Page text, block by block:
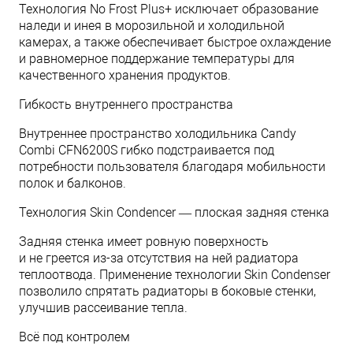
Технология No Frost Plus+ исключает образование
наледи и инея в морозильной и холодильной
камерах, а также обеспечивает быстрое охлаждение
и равномерное поддержание температуры для
качественного хранения продуктов.
Гибкость внутреннего пространства
Внутреннее пространство холодильника Candy
Combi CFN6200S гибко подстраивается под
потребности пользователя благодаря мобильности
полок и балконов.
Технология Skin Condencer — плоская задняя стенка
Задняя стенка имеет ровную поверхность
и не греется из-за отсутствия на ней радиатора
теплоотвода. Применение технологии Skin Сondenser
позволило спрятать радиаторы в боковые стенки,
улучшив рассеивание тепла.
Всё под контролем